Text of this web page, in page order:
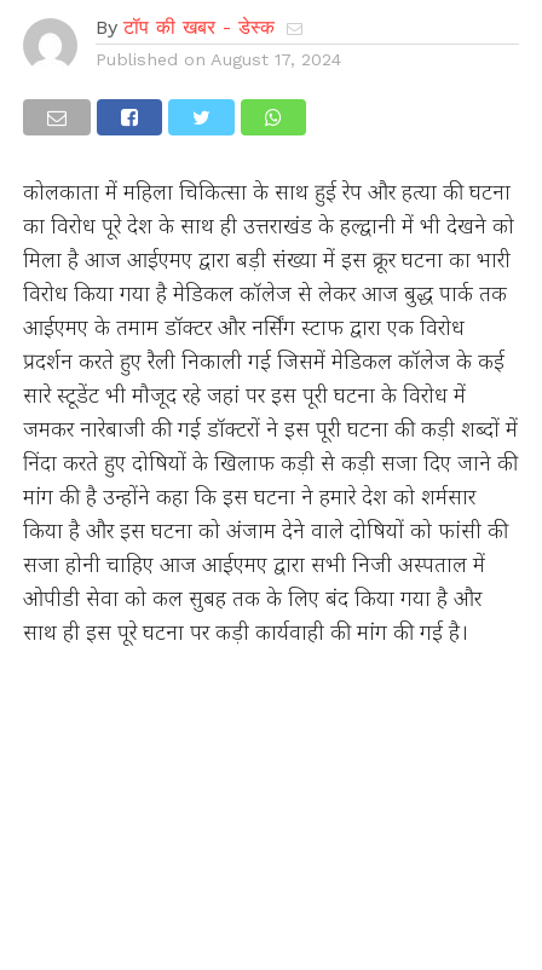
By टॉप की खबर - डेस्क
Published on August 17, 2024
कोलकाता में महिला चिकित्सा के साथ हुई रेप और हत्या की घटना
का विरोध पूरे देश के साथ ही उत्तराखंड के हल्द्वानी में भी देखने को
मिला है आज आईएमए द्वारा बड़ी संख्या में इस क्रूर घटना का भारी
विरोध किया गया है मेडिकल कॉलेज से लेकर आज बुद्ध पार्क तक
आईएमए के तमाम डॉक्टर और नर्सिंग स्टाफ द्वारा एक विरोध
प्रदर्शन करते हुए रैली निकाली गई जिसमें मेडिकल कॉलेज के कई
सारे स्टूडेंट भी मौजूद रहे जहां पर इस पूरी घटना के विरोध में
जमकर नारेबाजी की गई डॉक्टरों ने इस पूरी घटना की कड़ी शब्दों में
निंदा करते हुए दोषियों के खिलाफ कड़ी से कड़ी सजा दिए जाने की
मांग की है उन्होंने कहा कि इस घटना ने हमारे देश को शर्मसार
किया है और इस घटना को अंजाम देने वाले दोषियों को फांसी की
सजा होनी चाहिए आज आईएमए द्वारा सभी निजी अस्पताल में
ओपीडी सेवा को कल सुबह तक के लिए बंद किया गया है और
साथ ही इस पूरे घटना पर कड़ी कार्यवाही की मांग की गई है।